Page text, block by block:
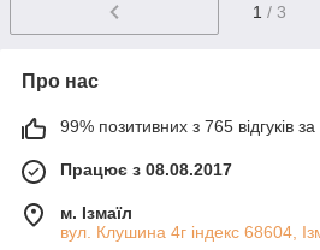
1 / 3
Про нас
99% позитивних з 765 відгуків за
Працює з 08.08.2017
м. Ізмаїл
вул. Клушина 4г індекс 68604,